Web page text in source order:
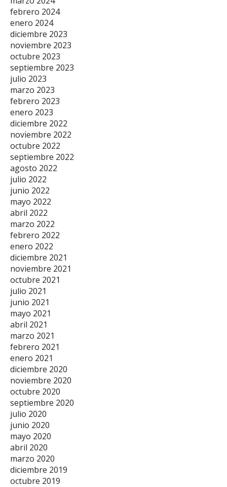
febrero 2024
enero 2024
diciembre 2023
noviembre 2023
octubre 2023
septiembre 2023
julio 2023
marzo 2023
febrero 2023
enero 2023
diciembre 2022
noviembre 2022
octubre 2022
septiembre 2022
agosto 2022
julio 2022
junio 2022
mayo 2022
abril 2022
marzo 2022
febrero 2022
enero 2022
diciembre 2021
noviembre 2021
octubre 2021
julio 2021
junio 2021
mayo 2021
abril 2021
marzo 2021
febrero 2021
enero 2021
diciembre 2020
noviembre 2020
octubre 2020
septiembre 2020
julio 2020
junio 2020
mayo 2020
abril 2020
marzo 2020
diciembre 2019
octubre 2019